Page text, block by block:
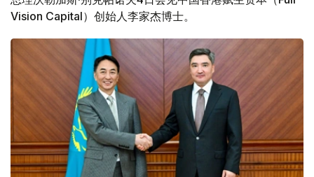
Vision Capital）创始人李家杰博士。